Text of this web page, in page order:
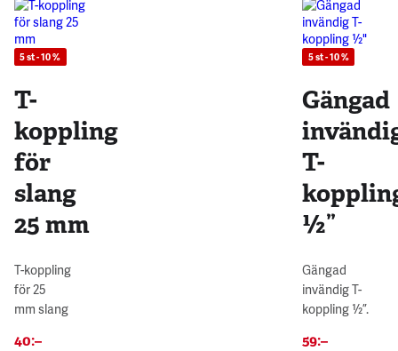
5 st - 10 %
T-
koppling
för
slang
25 mm
T-koppling
för 25
mm slang
40:–
5 st - 10 %
Gängad
T-
½”
Gängad
invändig T-
koppling ½”.
59:–